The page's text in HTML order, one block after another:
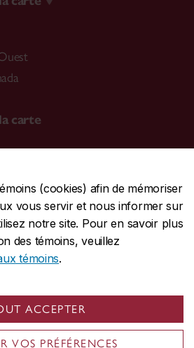
(cookies) afin de mémoriser
vous servir et nous informer sur
notre site. Pour en savoir plus
des témoins, veuillez
témoins.
ACCEPTER
VOS PRÉFÉRENCES
carte
2424
3717
| Accessibilité | Confidentialité
QC, Canada